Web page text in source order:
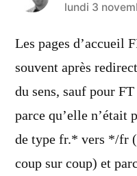
a
dit :
lundi 3
Les pages d’accueil
souvent après
du sens, sauf pour
parce qu’elle n’était
de type fr.* vers */fr
coup sur coup) et